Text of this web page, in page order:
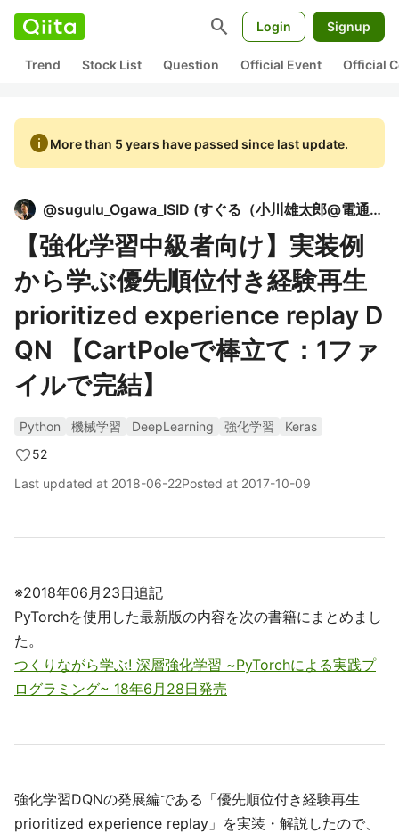
search Login Signup
Trend Stock List Question Official Event Official
infoMore than 5 years have passed since last update.
@sugulu_Ogawa_ISID (すぐる（小川雄太郎@電通国際情報サービスISID）
【強化学習中級者向け】実装例
から学ぶ優先順位付き経験再生
prioritized experience replay D
QN 【CartPoleで棒立て：1ファ
イルで完結】
Python 機械学習 DeepLearning 強化学習
Keras
52
Last updated at 2018-06-22Posted at 2017-10-09
※2018年06月23日追記
PyTorchを使用した最新版の内容を次の書籍にまとめまし
た。
つくりながら学ぶ! 深層強化学習 ~PyTorchによる実践プ
ログラミング~ 18年6月28日発売
強化学習DQNの発展編である「優先順位付き経験再生
prioritized experience replay」を実装・解説したので、